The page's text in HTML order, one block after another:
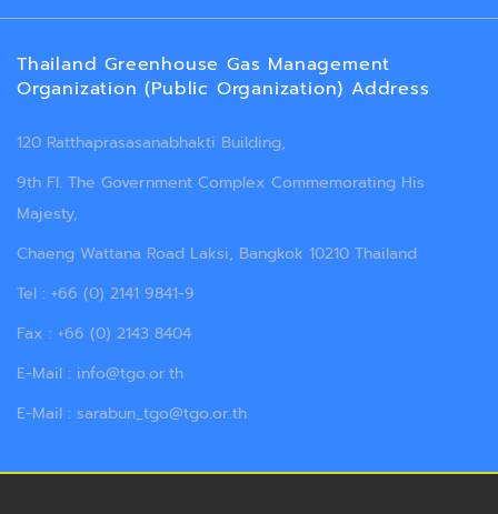
Thailand Greenhouse Gas Management
Organization (Public Organization) Address
120 Ratthaprasasanabhakti Building,
9th Fl. The Government Complex Commemorating His
Majesty,
Chaeng Wattana Road Laksi, Bangkok 10210 Thailand
Tel : +66 (0) 2141 9841-9
Fax : +66 (0) 2143 8404
E-Mail : info@tgo.or.th
E-Mail : sarabun_tgo@tgo.or.th